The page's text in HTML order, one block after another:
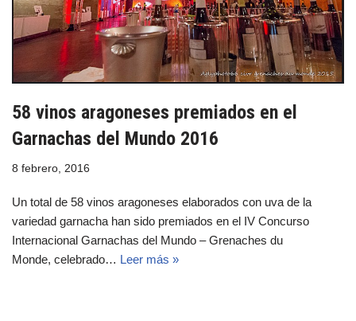
58 vinos aragoneses premiados en el
Garnachas del Mundo 2016
8 febrero, 2016
Un total de 58 vinos aragoneses elaborados con uva de la
variedad garnacha han sido premiados en el IV Concurso
Internacional Garnachas del Mundo – Grenaches du
Monde, celebrado… Leer más »